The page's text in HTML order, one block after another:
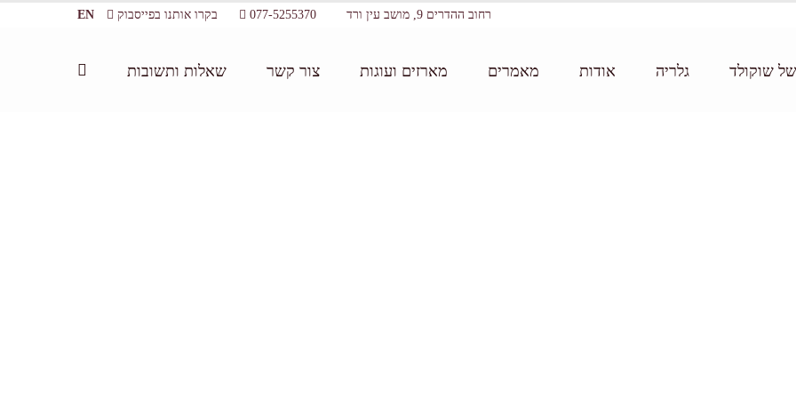
רחוב ההדרים 9, מושב עין ורד 077-5255370 בקרו אותנו בפייסבוק EN
שוקולד גלריה אודות מאמרים מארזים ועוגות צור קשר שאלות ותשובות